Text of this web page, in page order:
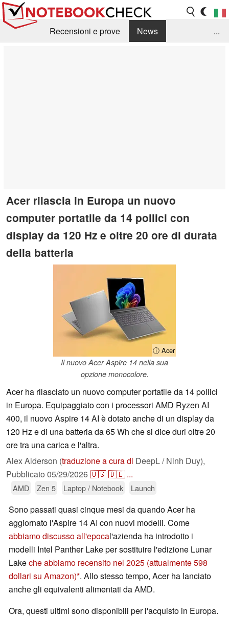
Recensioni e prove
News
...
Acer rilascia in Europa un nuovo
computer portatile da 14 pollici con
display da 120 Hz e oltre 20 ore di durata
della batteria
ⓘ Acer
Il nuovo Acer Aspire 14 nella sua
opzione monocolore.
Acer ha rilasciato un nuovo computer portatile da 14 pollici
in Europa. Equipaggiato con i processori AMD Ryzen AI
400, il nuovo Aspire 14 AI è dotato anche di un display da
120 Hz e di una batteria da 65 Wh che si dice duri oltre 20
ore tra una carica e l'altra.
Alex Alderson (traduzione a cura di DeepL / Ninh Duy),
Pubblicato 05/29/2026🇺🇸🇩🇪 ...
AMD Zen 5 Laptop / Notebook Launch
Sono passati quasi cinque mesi da quando Acer ha
aggiornato l'Aspire 14 AI con nuovi modelli. Come
abbiamo discusso all'epocal'azienda ha introdotto i
modelli Intel Panther Lake per sostituire l'edizione Lunar
Lakeche abbiamo recensito nel 2025 (attualmente 598
dollari su Amazon) . Allo stesso tempo, Acer ha lanciato
anche gli equivalenti alimentati da AMD.
Ora, questi ultimi sono disponibili per l'acquisto in Europa.